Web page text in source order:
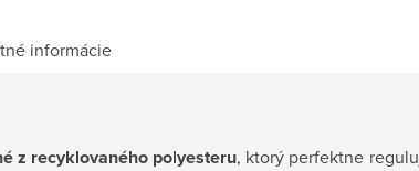
informácie
z recyklovaného polyesteru, ktorý perfektne